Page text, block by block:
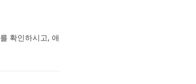
를 확인하시고, 애